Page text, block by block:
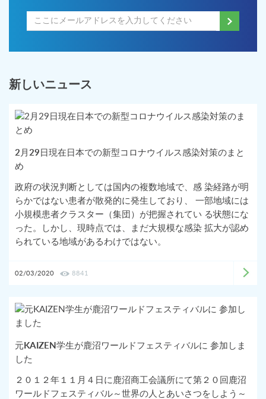
新しいニュース
2月29日現在日本での新型コロナウイルス感染対策のまと
め
政府の状況判断としては国内の複数地域で、感 染経路が明
らかではない患者が散発的に発生しており、 一部地域には
小規模患者クラスター（集団）が把握されてい る状態にな
った。しかし、現時点では、まだ大規模な感染 拡大が認め
られている地域があるわけではない。
02/03/2020 8841
元KAIZEN学生が鹿沼ワールドフェスティバルに 参加しま
した
２０１２年１１月４日に鹿沼商工会議所にて第２０回鹿沼
ワールドフェスティバル～世界の人とあいさつをしよう～